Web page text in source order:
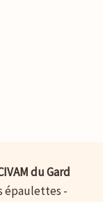
du Gard
épaulettes -